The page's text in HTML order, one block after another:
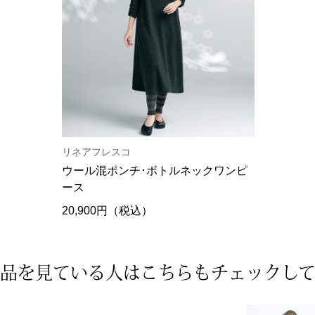
リネアフレスコ
ウール混ポンチ･ボトルネックワンピ
ース
20,900円（税込）
を見ている人は こちらもチェックし